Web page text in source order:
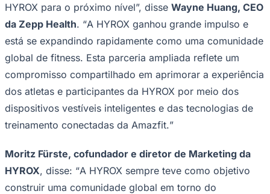
Competições de Futebol
Brasileirão Série A
Brasileirão Série B
Paulistão
Copa do Brasil
Sul-Americana
Copa América
Premier League
Bundesliga
Mundial 2026
HYROX para o próximo nível”, disse Wayne Huang, CEO
da Zepp Health. “A HYROX ganhou grande impulso e
está se expandindo rapidamente como uma comunidade
global de fitness. Esta parceria ampliada reflete um
compromisso compartilhado em aprimorar a experiência
dos atletas e participantes da HYROX por meio dos
dispositivos vestíveis inteligentes e das tecnologias de
treinamento conectadas da Amazfit.”
Moritz Fürste, cofundador e diretor de Marketing da
HYROX, disse: “A HYROX sempre teve como objetivo
construir uma comunidade global em torno do